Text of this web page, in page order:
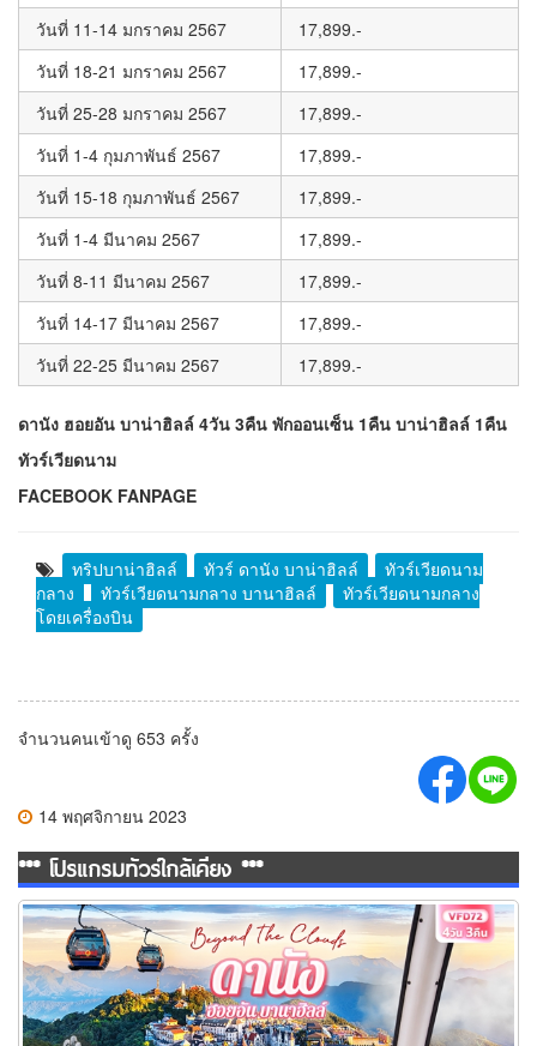
วันที่ 11-14 มกราคม 2567
17,899.-
วันที่ 18-21 มกราคม 2567
17,899.-
วันที่ 25-28 มกราคม 2567
17,899.-
วันที่ 1-4 กุมภาพันธ์ 2567
17,899.-
วันที่ 15-18 กุมภาพันธ์ 2567
17,899.-
วันที่ 1-4 มีนาคม 2567
17,899.-
วันที่ 8-11 มีนาคม 2567
17,899.-
วันที่ 14-17 มีนาคม 2567
17,899.-
วันที่ 22-25 มีนาคม 2567
17,899.-
ดานัง ฮอยอัน บาน่าฮิลล์ 4วัน 3คืน พักออนเซ็น 1คืน บาน่าฮิลล์ 1คืน
ทัวร์เวียดนาม
FACEBOOK FANPAGE
ทริปบาน่าฮิลล์ ทัวร์ ดานัง บาน่าฮิลล์
ทัวร์เวียดนาม
กลาง
ทัวร์เวียดนามกลาง บานาฮิลล์
ทัวร์เวียดนามกลาง
โดยเครื่องบิน
จำนวนคนเข้าดู 653 ครั้ง
14 พฤศจิกายน 2023
*** โปรแกรมทัวร์ใกล้เคียง ***
ทัวร์เวียดนามกลาง Beyond the Clouds ดานัง ฮอยอัน พักบานาฮิลล์
4 วัน 3 คืน